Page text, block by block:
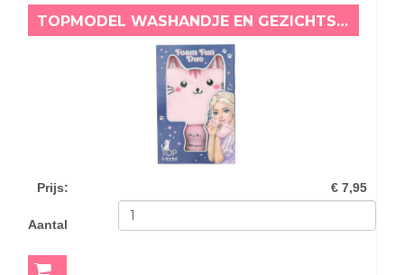
TOPMODEL WASHANDJE EN GEZICHTSSPONS BEAUTY AND ME
Prijs: € 7,95
Aantal